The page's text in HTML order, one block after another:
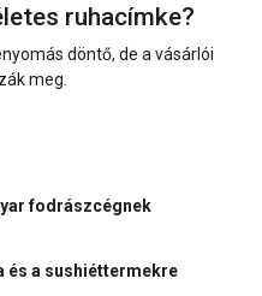
ruhacímke?
döntő, de a vásárlói
meg.
fodrászcégnek
és a sushiéttermekre